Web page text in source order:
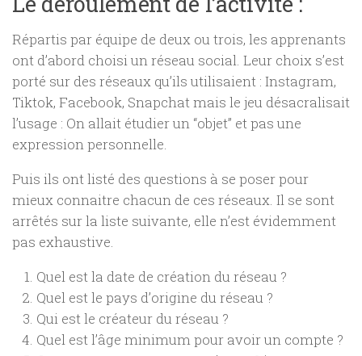
Répartis par équipe de deux ou trois, les apprenants
ont d’abord choisi un réseau social. Leur choix s’est
porté sur des réseaux qu’ils utilisaient : Instagram,
Tiktok, Facebook, Snapchat mais le jeu désacralisait
l’usage : On allait étudier un “objet” et pas une
expression personnelle.
Puis ils ont listé des questions à se poser pour
mieux connaitre chacun de ces réseaux. Il se sont
arrêtés sur la liste suivante, elle n’est évidemment
pas exhaustive.
Quel est la date de création du réseau ?
Quel est le pays d’origine du réseau ?
Qui est le créateur du réseau ?
Quel est l’âge minimum pour avoir un compte ?